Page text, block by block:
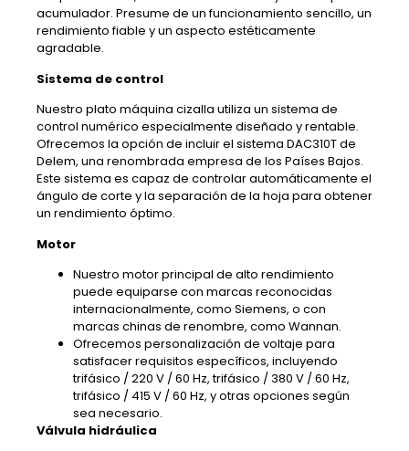
acumulador. Presume de un funcionamiento sencillo, un
rendimiento fiable y un aspecto estéticamente
agradable.
Sistema de control
Nuestro plato máquina cizalla utiliza un sistema de
control numérico especialmente diseñado y rentable.
Ofrecemos la opción de incluir el sistema DAC310T de
Delem, una renombrada empresa de los Países Bajos.
Este sistema es capaz de controlar automáticamente el
ángulo de corte y la separación de la hoja para obtener
un rendimiento óptimo.
Motor
Nuestro motor principal de alto rendimiento
puede equiparse con marcas reconocidas
internacionalmente, como Siemens, o con
marcas chinas de renombre, como Wannan.
Ofrecemos personalización de voltaje para
satisfacer requisitos específicos, incluyendo
trifásico / 220 V / 60 Hz, trifásico / 380 V / 60 Hz,
trifásico / 415 V / 60 Hz, y otras opciones según
sea necesario.
Válvula hidráulica